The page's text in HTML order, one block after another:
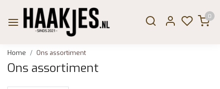
0
Home Ons assortiment
Ons assortiment